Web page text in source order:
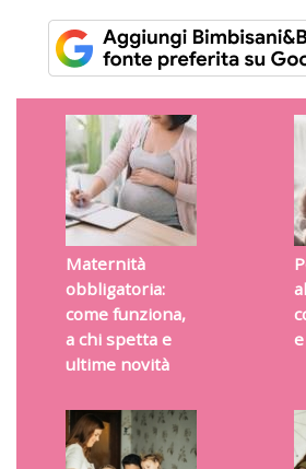
Maternità
obbligatoria:
come funziona,
a chi spetta e
ultime novità